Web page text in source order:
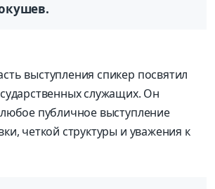
выступления спикер посвятил
служащих. Он
публичное выступление
четкой структуры и уважения к